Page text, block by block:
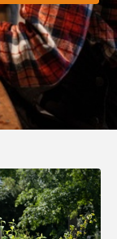
verden, den
hænger